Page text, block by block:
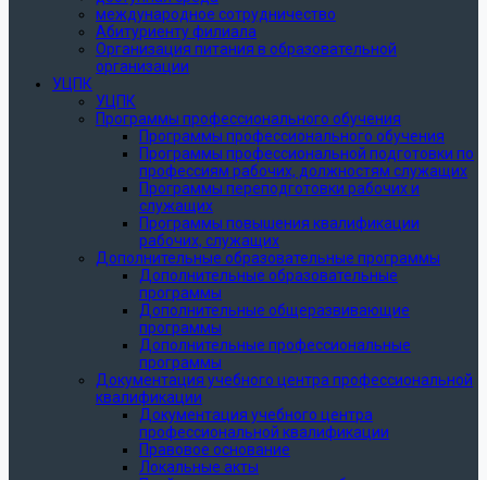
международное сотрудничество
Абитуриенту филиала
Организация питания в образовательной
организации
УЦПК
УЦПК
Программы профессионального обучения
Программы профессионального обучения
Программы профессиональной подготовки по
профессиям рабочих, должностям служащих
Программы переподготовки рабочих и
служащих
Программы повышения квалификации
рабочих, служащих
Дополнительные образовательные программы
Дополнительные образовательные
программы
Дополнительные общеразвивающие
программы
Дополнительные профессиональные
программы
Документация учебного центра профессиональной
квалификации
Документация учебного центра
профессиональной квалификации
Правовое основание
Локальные акты